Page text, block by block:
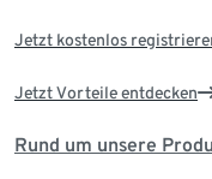
Jetzt kostenlos
Jetzt Vorteile entdecken
Rund um unsere